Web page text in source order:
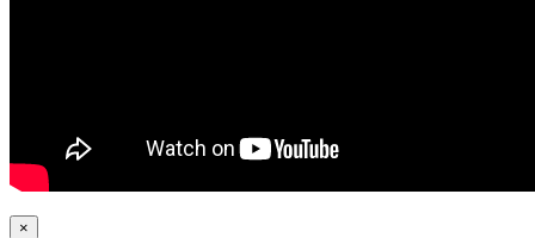
×